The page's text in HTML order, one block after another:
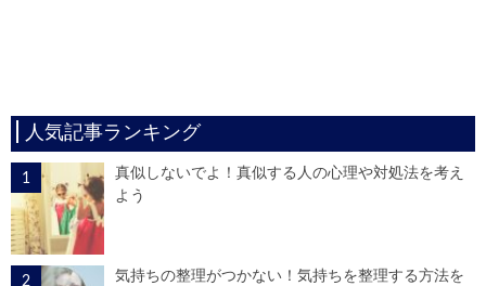
人気記事ランキング
真似しないでよ！真似する人の心理や対処法を考え
よう
気持ちの整理がつかない！気持ちを整理する方法を